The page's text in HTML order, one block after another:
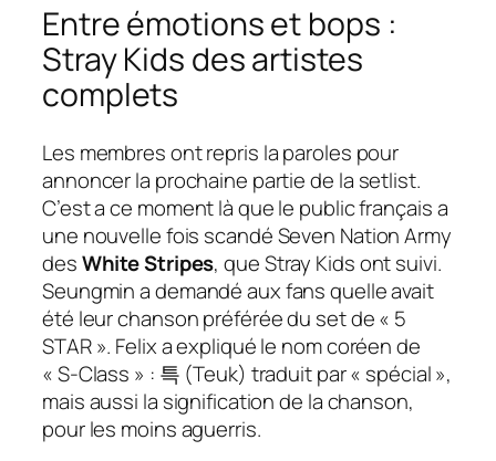
Entre émotions et bops :
Stray Kids des artistes
complets
Les membres ont repris la paroles pour
annoncer la prochaine partie de la setlist.
C’est a ce moment là que le public français a
une nouvelle fois scandéSeven Nation Army
desWhite Stripes, que Stray Kids ont suivi.
Seungmin a demandé aux fans quelle avait
été leur chanson préférée du set de « 5
STAR ». Felix a expliqué le nom coréen de
« S-Class » : 특 (Teuk) traduit par « spécial »,
mais aussi la signification de la chanson,
pour les moins aguerris.